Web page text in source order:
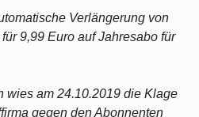
Verlängerung von
9,99 Euro auf Jahresabo für
wies am 24.10.2019 die Klage
gegen den Abonnenten